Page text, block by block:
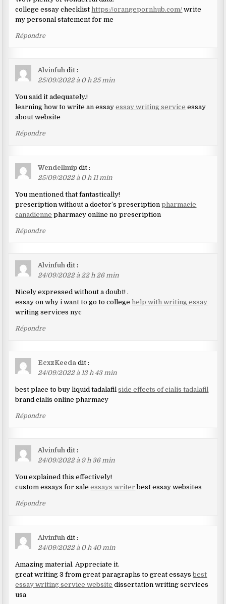
college essay checklisthttps://orangepornhub.com/ write
my personal statement for me
Répondre
Alvinfuh dit :
25/09/2022 à 0 h 25 min
You said it adequately.!
learning how to write an essayessay writing service essay
about website
Répondre
Wendellmip dit :
25/09/2022 à 0 h 11 min
You mentioned that fantastically!
prescription without a doctor’s prescriptionpharmacie
canadienne pharmacy online no prescription
Répondre
Alvinfuh dit :
24/09/2022 à 22 h 26 min
Nicely expressed without a doubt! .
essay on why i want to go to college help with writing essay
writing services nyc
Répondre
EcxzKeeda dit :
24/09/2022 à 13 h 43 min
best place to buy liquid tadalafilside effects of cialis tadalafil
brand cialis online pharmacy
Répondre
Alvinfuh dit :
24/09/2022 à 9 h 36 min
You explained this effectively!
custom essays for saleessays writer best essay websites
Répondre
Alvinfuh dit :
24/09/2022 à 0 h 40 min
Amazing material. Appreciate it.
great writing 3 from great paragraphs to great essaysbest
essay writing service website dissertation writing services
usa